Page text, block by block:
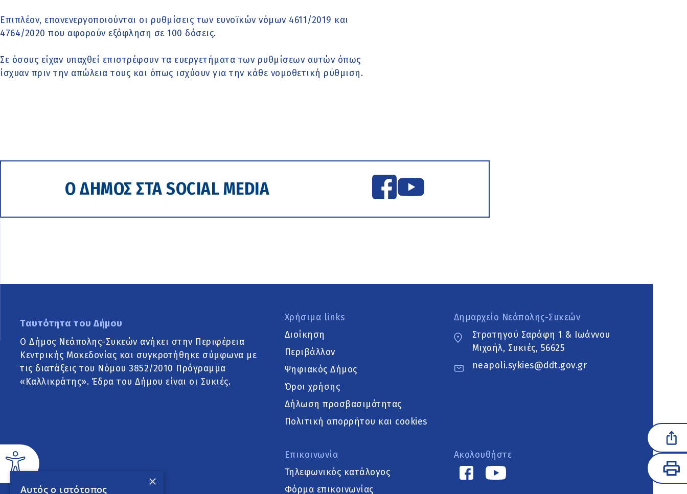
Επιπλέον, επανενεργοποιούνται οι ρυθμίσεις των ευνοϊκών νόμων 4611/2019 και
4764/2020 που αφορούν εξόφληση σε 100 δόσεις.
Σε όσους είχαν υπαχθεί επιστρέφουν τα ευεργετήματα των ρυθμίσεων αυτών όπως
ίσχυαν πριν την απώλεια τους και όπως ισχύουν για την κάθε νομοθετική ρύθμιση.
Ο ΔΗΜΟΣ ΣΤΑ SOCIAL MEDIA
Ταυτότητα του Δήμου
Ο Δήμος Νεάπολης-Συκεών ανήκει στην Περιφέρεια
Κεντρικής Μακεδονίας και συγκροτήθηκε σύμφωνα με
τις διατάξεις του Νόμου 3852/2010 Πρόγραμμα
«Καλλικράτης». Έδρα του Δήμου είναι οι Συκιές.
Χρήσιμα links
Διοίκηση
Περιβάλλον
Ψηφιακός Δήμος
Όροι χρήσης
Δήλωση προσβασιμότητας
Πολιτική απορρήτου και cookies
Επικοινωνία
Τηλεφωνικός κατάλογος
Φόρμα επικοινωνίας
Δημαρχείο Νεάπολης-Συκεών
Στρατηγού Σαράφη 1 & Ιωάννου
Μιχαήλ, Συκιές, 56625
neapoli.sykies@ddt.gov.gr
Ακολουθήστε
×
Αυτός ο ιστότοπος